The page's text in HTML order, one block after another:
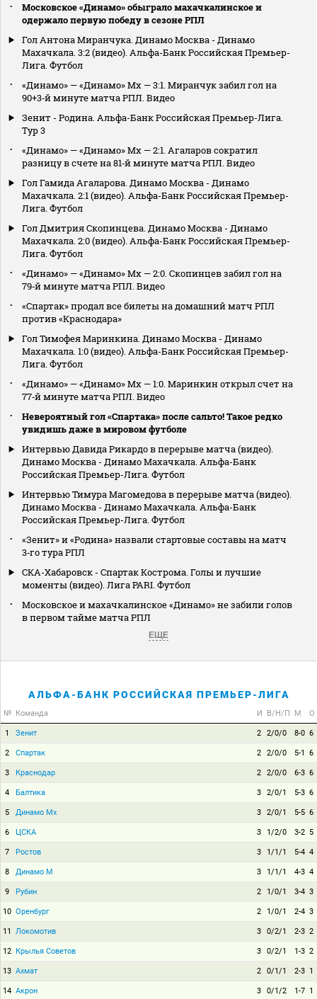
Московское «Динамо» обыграло махачкалинское и
одержало первую победу в сезоне РПЛ
Гол Антона Миранчука. Динамо Москва - Динамо
Махачкала. 3:2 (видео). Альфа-Банк Российская Премьер-
Лига. Футбол
«Динамо» — «Динамо» Мх — 3:1. Миранчук забил гол на
90+3‑й минуте матча РПЛ. Видео
Зенит - Родина. Альфа-Банк Российская Премьер-Лига.
Тур 3
«Динамо» — «Динамо» Мх — 2:1. Агаларов сократил
разницу в счете на 81‑й минуте матча РПЛ. Видео
Гол Гамида Агаларова. Динамо Москва - Динамо
Махачкала. 2:1 (видео). Альфа-Банк Российская Премьер-
Лига. Футбол
Гол Дмитрия Скопинцева. Динамо Москва - Динамо
Махачкала. 2:0 (видео). Альфа-Банк Российская Премьер-
Лига. Футбол
«Динамо» — «Динамо» Мх — 2:0. Скопинцев забил гол на
79‑й минуте матча РПЛ. Видео
«Спартак» продал все билеты на домашний матч РПЛ
против «Краснодара»
Гол Тимофея Маринкина. Динамо Москва - Динамо
Махачкала. 1:0 (видео). Альфа-Банк Российская Премьер-
Лига. Футбол
«Динамо» — «Динамо» Мх — 1:0. Маринкин открыл счет на
77‑й минуте матча РПЛ. Видео
Невероятный гол «Спартака» после сальто! Такое редко
увидишь даже в мировом футболе
Интервью Давида Рикардо в перерыве матча (видео).
Динамо Москва - Динамо Махачкала. Альфа-Банк
Российская Премьер-Лига. Футбол
Интервью Тимура Магомедова в перерыве матча (видео).
Динамо Москва - Динамо Махачкала. Альфа-Банк
Российская Премьер-Лига. Футбол
«Зенит» и «Родина» назвали стартовые составы на матч
3‑го тура РПЛ
СКА-Хабаровск - Спартак Кострома. Голы и лучшие
моменты (видео). Лига PARI. Футбол
Московское и махачкалинское «Динамо» не забили голов
в первом тайме матча РПЛ
ЕЩЕ
АЛЬФА-БАНК РОССИЙСКАЯ ПРЕМЬЕР-ЛИГА
№ Команда И В/Н/П М О
1 Зенит 2 2/0/0 8-0 6
2 Спартак 2 2/0/0 5-1 6
3 Краснодар 2 2/0/0 6-3 6
4 Балтика 3 2/0/1 5-3 6
5 Динамо Мх 3 2/0/1 5-5 6
6 ЦСКА 3 1/2/0 3-2 5
7 Ростов 3 1/1/1 5-4 4
8 Динамо М 3 1/1/1 4-3 4
9 Рубин 2 1/0/1 3-4 3
10 Оренбург 2 1/0/1 2-4 3
11 Локомотив 3 0/2/1 2-3 2
12 Крылья Советов 3 0/2/1 1-3 2
13 Ахмат 2 0/1/1 2-3 1
14 Акрон 3 0/1/2 1-7 1